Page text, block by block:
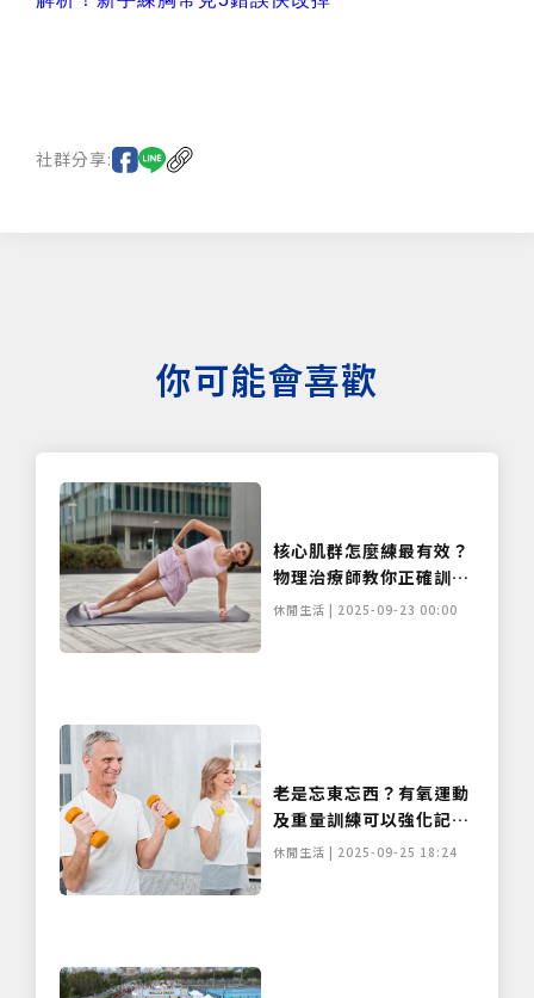
社群分享:
你可能會喜歡
核心肌群怎麼練最有效？
物理治療師教你正確訓練
法，遠離腰痠體態歪
休閒生活 | 2025-09-23 00:00
老是忘東忘西？有氧運動
及重量訓練可以強化記憶
力
休閒生活 | 2025-09-25 18:24